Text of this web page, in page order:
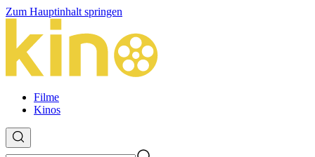
Zum Hauptinhalt springen
Filme
Kinos